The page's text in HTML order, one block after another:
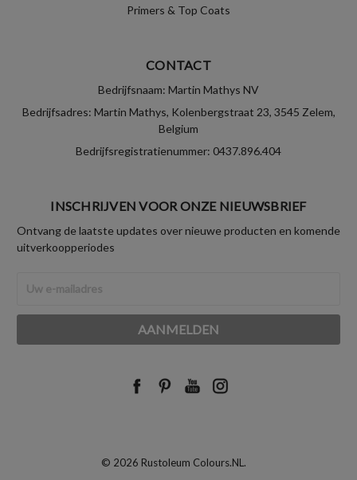
Primers & Top Coats
CONTACT
Bedrijfsnaam: Martin Mathys NV
Bedrijfsadres: Martin Mathys, Kolenbergstraat 23, 3545 Zelem,
Belgium
Bedrijfsregistratienummer: 0437.896.404
INSCHRIJVEN VOOR ONZE NIEUWSBRIEF
Ontvang de laatste updates over nieuwe producten en komende
uitverkoopperiodes
mailadres
© 2026 Rustoleum Colours.NL.